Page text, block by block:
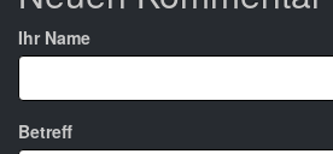
Ihr Name
Betreff